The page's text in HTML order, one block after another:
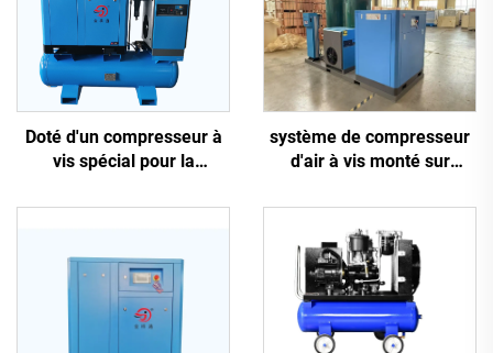
Doté d'un compresseur à
vis spécial pour la
système de compresseur
d'air à vis monté sur
1, 16 kg, pour découpe
laser avec réservoir de
1200 L